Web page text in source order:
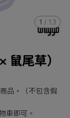
1 / 13
鼠尾草）
品。（不包含假
車即可。